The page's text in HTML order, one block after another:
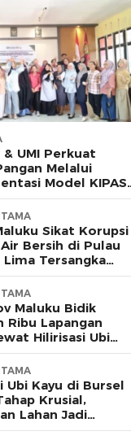
& UMI Perkuat
Melalui
Model KIPAS
Rantai Pasok Halal
Sikat Korupsi
Bersih di Pulau
Lima Tersangka
Maluku Bidik
Ribu Lapangan
Hilirisasi Ubi
Ubi Kayu di Bursel
Krusial,
Lahan Jadi